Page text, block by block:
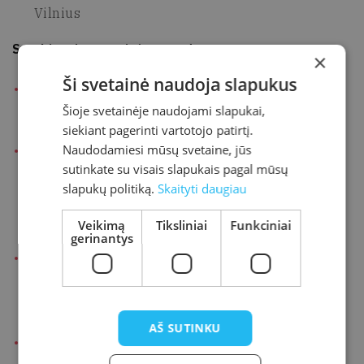
Vilnius
Svarbiausios grupinės parodos
1993 m. – Tarp skulptūros ir objekto –
lietuviškai. Šiuolaikinio meno centras, Vilnius
1994 m. – „Tiesė. Pjūvisʼ2“. Vienos paros meno
įvykis. Alytus; „Negrįžtamai“. Šiuolaikinio meno
centras, Vilnius; „Duona ir druska“. Šiuolaikinio
meno centras, Vilnius
1995 m. – „Duona ir druska“. Edinburgo dailės
1995 m. – 1995: Lietuvos dailė. Šiuolaikinio
×
Ši svetainė naudoja slapukus
Šioje svetainėje naudojami slapukai,
siekiant pagerinti vartotojo patirtį.
Naudodamiesi mūsų svetaine, jūs
sutinkate su visais slapukais pagal mūsų
slapukų politiką.Skaityti daugiau
Veikimą
gerinantys
Tiksliniai Funkciniai
AŠ SUTINKU